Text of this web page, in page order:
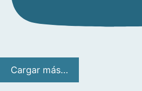
Cargar más...